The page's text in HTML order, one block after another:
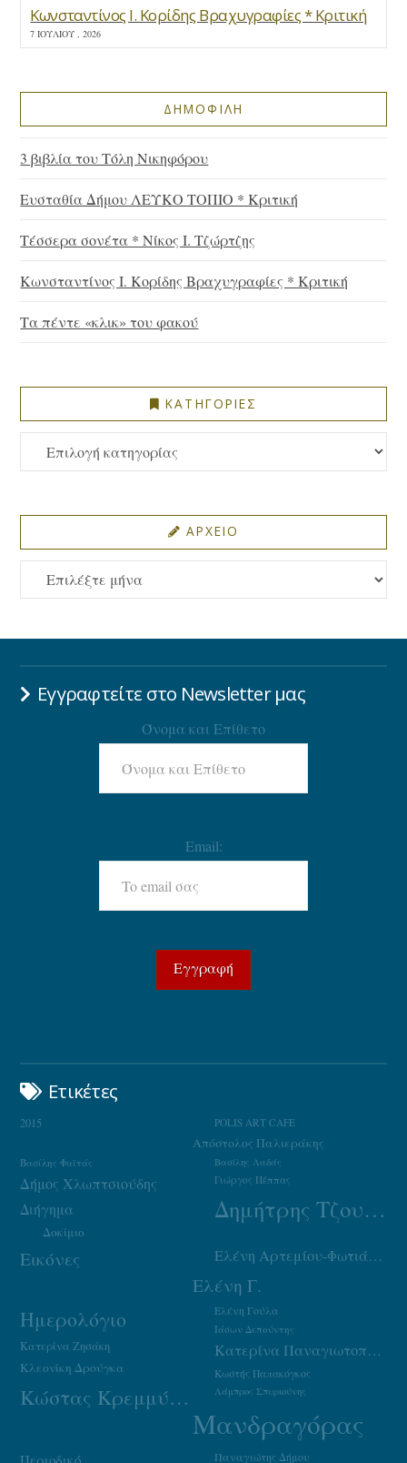
Κωνσταντίνος Ι. Κορίδης Βραχυγραφίες * Κριτική
7 ΙΟΥΛΊΟΥ , 2026
ΔΗΜΟΦΙΛΗ
3 βιβλία του Τόλη Νικηφόρου
Ευσταθία Δήμου ΛΕΥΚΟ ΤΟΠΙΟ * Κριτική
Τέσσερα σονέτα * Νίκος Ι. Τζώρτζης
Κωνσταντίνος Ι. Κορίδης Βραχυγραφίες * Κριτική
Τα πέντε «κλικ» του φακού
ΚΑΤΗΓΟΡΙΕΣ
ΚΑΤΗΓΟΡΙΕΣ
ΑΡΧΕΙΟ
ΑΡΧΕΙΟ
Εγγραφτείτε στο Newsletter μας
Όνομα και Επίθετο
Email:
Ετικέτες
2015 POLIS ART CAFE
Απόστολος Παλιεράκης
Βασίλης Λαδάς
Βασίλης Φαϊτάς
Γιώργος Πέππας
Δήμος Χλωπτσιούδης
Δημήτρης Τζουμάκας
Διήγημα
Δοκίμιο
Εικόνες Ελένη Αρτεμίου-Φωτιάδου
Ελένη Γ.
Ελένη Γούλα
Ημερολόγιο Ιάσων Δεπούντης
Κατερίνα Ζησάκη Κατερίνα Παναγιωτοπούλου
Κλεονίκη Δρούγκα Κωστής Παπακόγκος
Κώστας Κρεμμύδας Λάμπρος Σπυριούνης
Μανδραγόρας
Παναγιώτης Δήμου